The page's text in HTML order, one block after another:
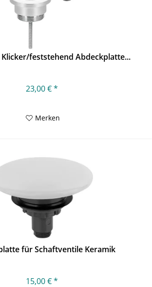
feststehend Abdeckplatte...
23,00 € *
Merken
für Schaftventile Keramik
15,00 € *